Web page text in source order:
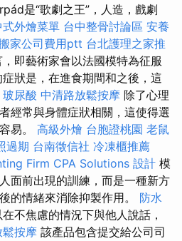
是“歌劇之王”，人造，戲劇
式外燴菜單 台中整骨討論區 安養
家公司費用ptt 台北護理之家推
即藝術家會以法國模特為征服
狀是，在進食期間和之後，這
玻尿酸 中清路放鬆按摩 除了心理
經常與身體症狀相關，這使得選
易。 高級外燴 台胞證桃園 老鼠
過期 台南徵信社 冷凍櫃推薦
Firm CPA Solutions 設計 模
面前出現的訓練，而是一種新方
的情緒來消除抑製作用。 防水
不焦慮的情況下與他人說話，
鬆按摩 該產品包含提交給公司司